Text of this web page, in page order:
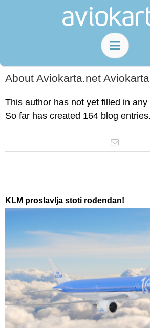
About Aviokarta.net
This author has not yet filled in any
So far has created 164 blog entries.
KLM proslavlja stoti rođendan!